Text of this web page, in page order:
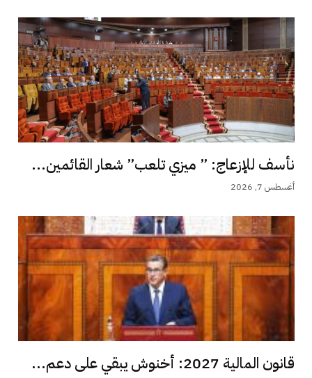
نأسف للإزعاج: ” ميزي تلعب” شعار القائمين...
أغسطس 7, 2026
قانون المالية 2027: أخنوش يبقي على دعم...